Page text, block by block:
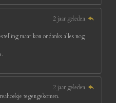
2 jaar geleden
maar kon ondanks alles nog
2 jaar geleden
tegengekomen.